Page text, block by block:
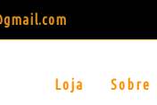
Loja Sobre